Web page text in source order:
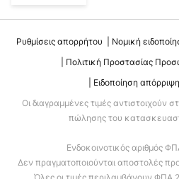
Ρυθμίσεις απορρήτου Νομική
Πολιτική Προστασίας
Ειδοποίηση
Οι διαγραμμένες τιμές αντιστοιχούν
πώλησης του
Ενδοκοινοτικός αριθμός
Δεν πραγματοποιούνται αποστολές